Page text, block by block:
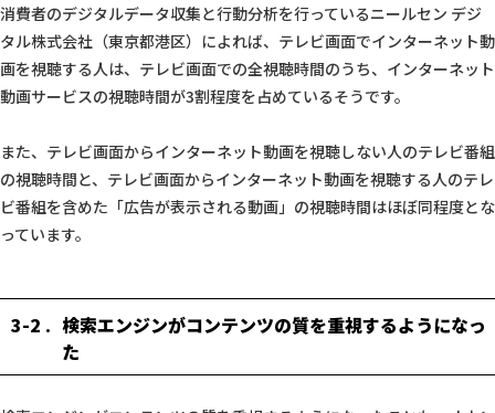
消費者のデジタルデータ収集と行動分析を行っているニールセン デジ
タル株式会社（東京都港区）によれば、テレビ画面でインターネット動
画を視聴する人は、テレビ画面での全視聴時間のうち、インターネット
動画サービスの視聴時間が3割程度を占めているそうです。
また、テレビ画面からインターネット動画を視聴しない人のテレビ番組
の視聴時間と、テレビ画面からインターネット動画を視聴する人のテレ
ビ番組を含めた「広告が表示される動画」の視聴時間はほぼ同程度とな
っています。
3-2
検索エンジンがコンテンツの質を重視するようになっ
た